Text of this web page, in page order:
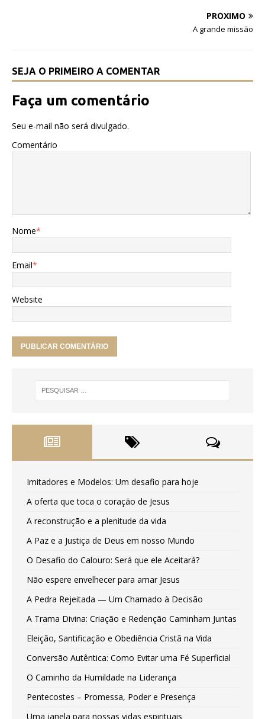
PRÓXIMO
A grande missão
SEJA O PRIMEIRO A COMENTAR
Faça um comentário
Seu e-mail não será divulgado.
Comentário
Nome*
Email*
Website
Imitadores e Modelos: Um desafio para hoje
A oferta que toca o coração de Jesus
A reconstrução e a plenitude da vida
A Paz e a Justiça de Deus em nosso Mundo
O Desafio do Calouro: Será que ele Aceitará?
Não espere envelhecer para amar Jesus
A Pedra Rejeitada — Um Chamado à Decisão
A Trama Divina: Criação e Redenção Caminham Juntas
Eleição, Santificação e Obediência Cristã na Vida
Conversão Autêntica: Como Evitar uma Fé Superficial
O Caminho da Humildade na Liderança
Pentecostes – Promessa, Poder e Presença
Uma janela para nossas vidas espirituais